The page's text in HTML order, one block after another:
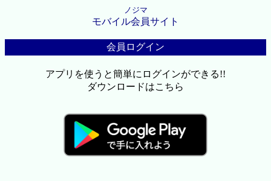
ノジマ
モバイル会員サイト
会員ログイン
アプリを使うと簡単にログインができる!!
ダウンロードはこちら